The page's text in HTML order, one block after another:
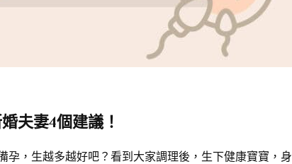
夫妻4個建議！
孕，生越多越好吧？看到大家調理後，生下健康寶寶，身